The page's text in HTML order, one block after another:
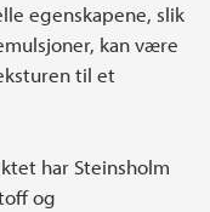
egenskapene, slik
kan være
til et
har Steinsholm
og